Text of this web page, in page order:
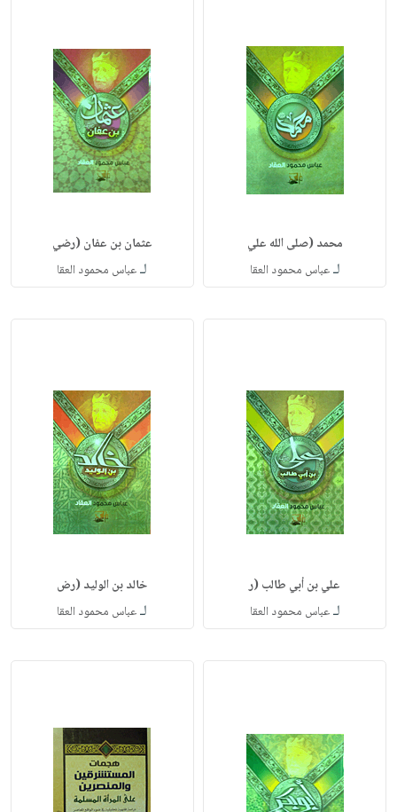
محمد (صلى الله علي
لـعباس محمود العقا
عثمان بن عفان (رضي
لـعباس محمود العقا
علي بن أبي طالب (ر
لـعباس محمود العقا
خالد بن الوليد (رض
لـعباس محمود العقا